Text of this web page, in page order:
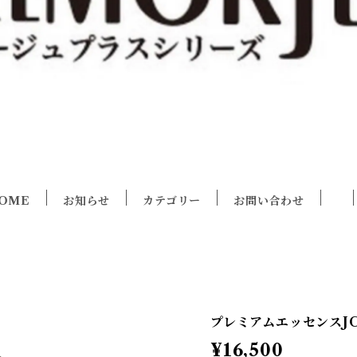
お知らせ カテゴリー お問い合わせ
プレミアムエッセンス
¥16,500